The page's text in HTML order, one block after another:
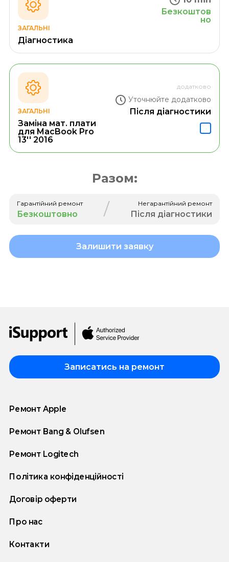
ЗАГАЛЬНІ
Діагностика
Безкоштов
но
ЗАГАЛЬНІ
Заміна мат. плати
для MacBook Pro
13'' 2016
додатково
Уточнюйте додатково
Після діагностики
Разом:
Гарантійний ремонт
Безкоштовно / Негарантійний ремонт
Після діагностики
Залишити заявку
Записатись на ремонт
Ремонт Apple
Ремонт Bang & Olufsen
Ремонт Logitech
Політика конфіденційності
Договір оферти
Про нас
Контакти